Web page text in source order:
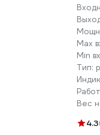
Max
Min
Тип:
Вес
4.3